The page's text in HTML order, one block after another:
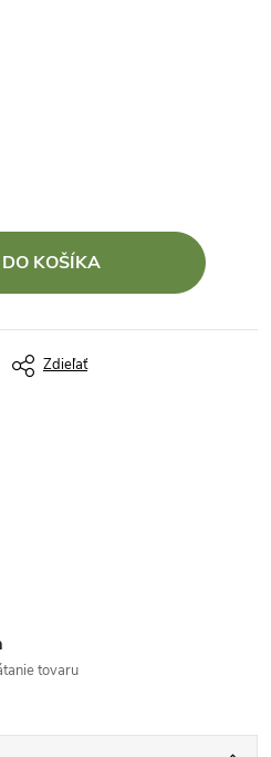
KOŠÍKA
Zdieľať
tovaru